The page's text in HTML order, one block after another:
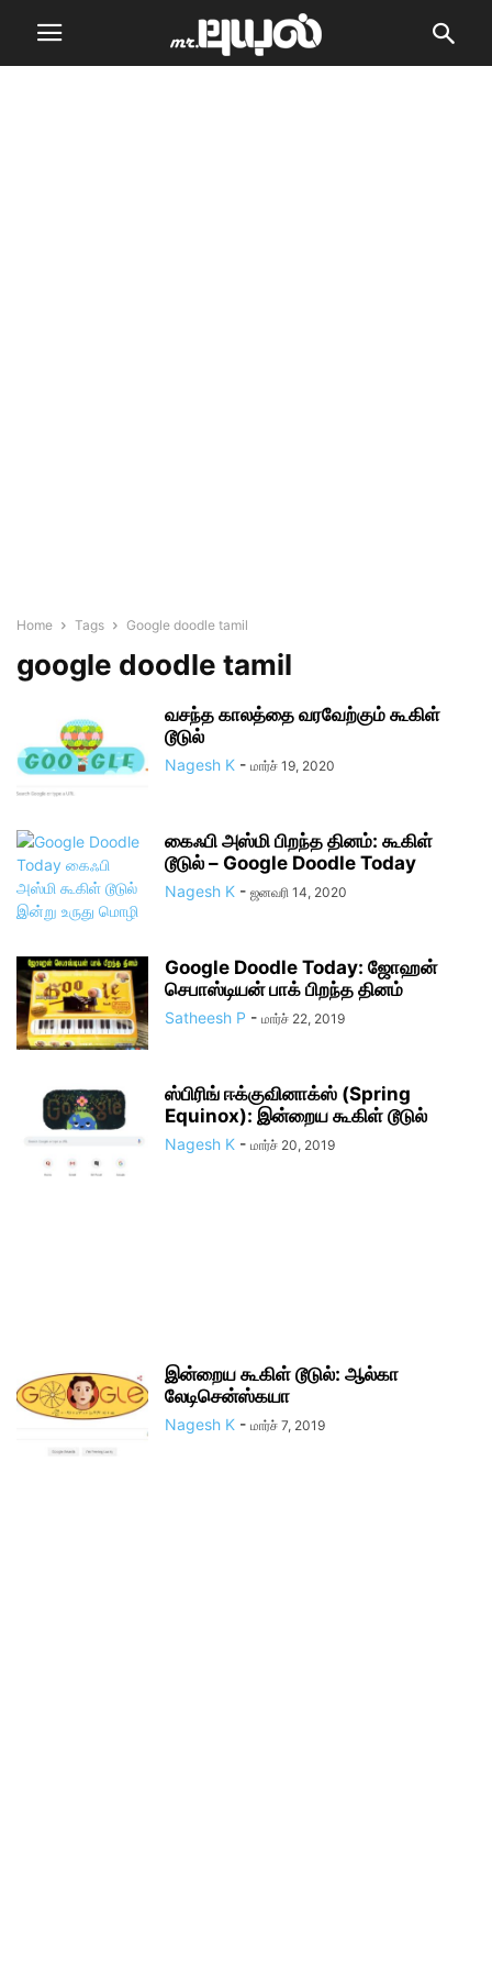
Home Tags Google doodle tamil
google doodle tamil
வசந்த காலத்தை வரவேற்கும் கூகிள்
டூடுல்
Nagesh K - மார்ச் 19, 2020
கைஃபி அஸ்மி பிறந்த தினம்: கூகிள்
டூடுல் – Google Doodle Today
Nagesh K - ஜனவரி 14, 2020
Google Doodle Today: ஜோஹன்
செபாஸ்டியன் பாக் பிறந்த தினம்
Satheesh P - மார்ச் 22, 2019
ஸ்பிரிங் ஈக்குவினாக்ஸ் (Spring
Equinox): இன்றைய கூகிள் டூடுல்
Nagesh K - மார்ச் 20, 2019
இன்றைய கூகிள் டூடுல்: ஆல்கா
லேடிசென்ஸ்கயா
Nagesh K - மார்ச் 7, 2019